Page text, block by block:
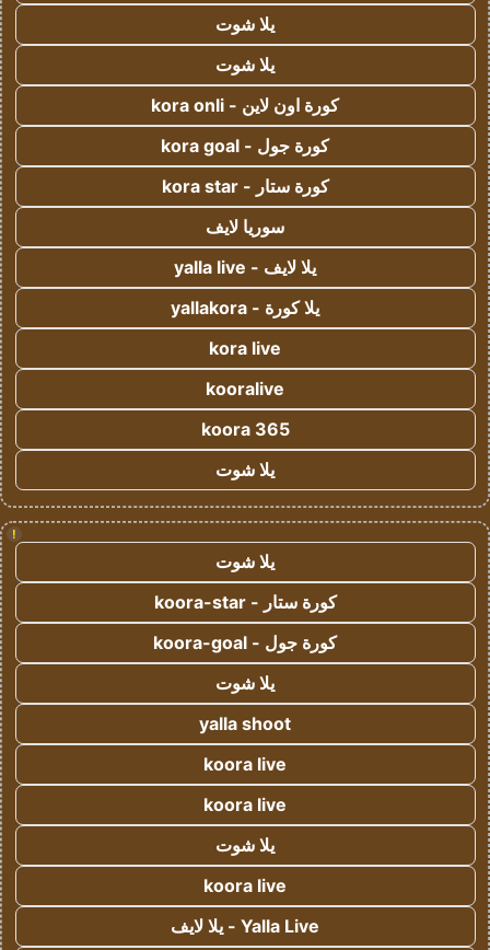
يلا شوت
يلا شوت
كورة اون لاين - kora onli
كورة جول - kora goal
كورة ستار - kora star
سوريا لايف
يلا لايف - yalla live
يلا كورة - yallakora
kora live
kooralive
koora 365
يلا شوت
!
يلا شوت
كورة ستار - koora-star
كورة جول - koora-goal
يلا شوت
yalla shoot
koora live
koora live
يلا شوت
koora live
Yalla Live - يلا لايف